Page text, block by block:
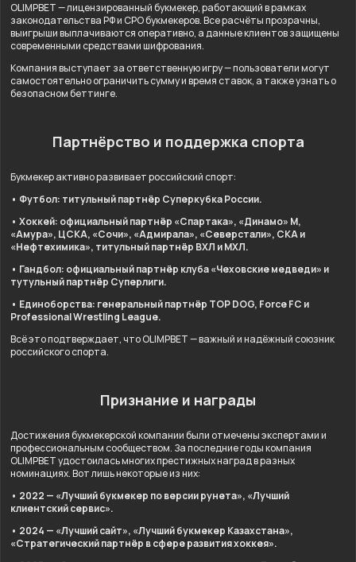
OLIMPBET — лицензированный букмекер, работающий в рамках
законодательства РФ и СРО букмекеров. Все расчёты прозрачны,
выигрыши выплачиваются оперативно, а данные клиентов защищены
современными средствами шифрования.
Компания выступает за ответственную игру — пользователи могут
самостоятельно ограничить сумму и время ставок, а также узнать о
безопасном беттинге.
Партнёрство и поддержка спорта
Букмекер активно развивает российский спорт:
• Футбол: титульный партнёр Суперкубка России.
• Хоккей: официальный партнёр «Спартака», «Динамо» М,
«Амура», ЦСКА, «Сочи», «Адмирала», «Северстали», СКА и
«Нефтехимика», титульный партнёр ВХЛ и МХЛ.
• Гандбол: официальный партнёр клуба «Чеховские медведи» и
тутульный партнёр Суперлиги.
• Единоборства: генеральный партнёр TOP DOG, Force FC и
Professional Wrestling League.
Всё это подтверждает, что OLIMPBET — важный и надёжный союзник
российского спорта.
Признание и награды
Достижения букмекерской компании были отмечены экспертами и
профессиональным сообществом. За последние годы компания
OLIMPBET удостоилась многих престижных наград в разных
номинациях. Вот лишь некоторые из них:
• 2022 — «Лучший букмекер по версии рунета», «Лучший
клиентский сервис».
• 2024 — «Лучший сайт», «Лучший букмекер Казахстана»,
«Стратегический партнёр в сфере развития хоккея».